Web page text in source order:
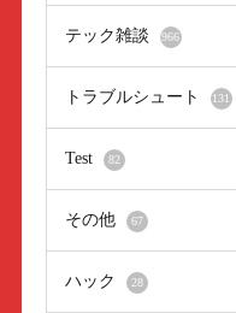
テック雑談 966
トラブルシュート 131
Test 82
その他 67
ハック 28